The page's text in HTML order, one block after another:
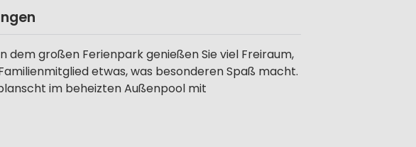
dem großen Ferienpark genießen Sie viel Freiraum,
etwas, was besonderen Spaß macht.
im beheizten Außenpool mit